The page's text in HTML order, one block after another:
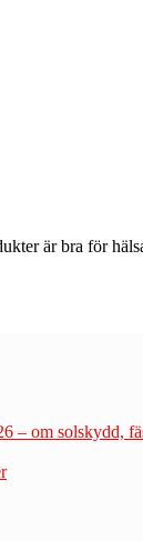
är bra för
– om solskydd,